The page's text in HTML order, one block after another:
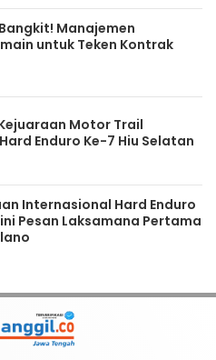
Manajemen
untuk Teken Kontrak
Motor Trail
Enduro Ke-7 Hiu Selatan
Internasional Hard Enduro
Pesan Laksamana Pertama